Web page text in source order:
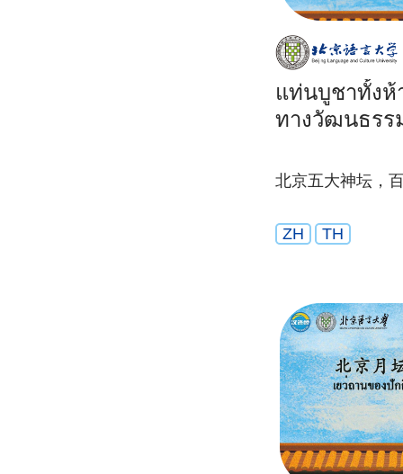
แท่นบูชาทั้งห้
ทางวัฒนธรร
北京五大神坛，
ZH TH